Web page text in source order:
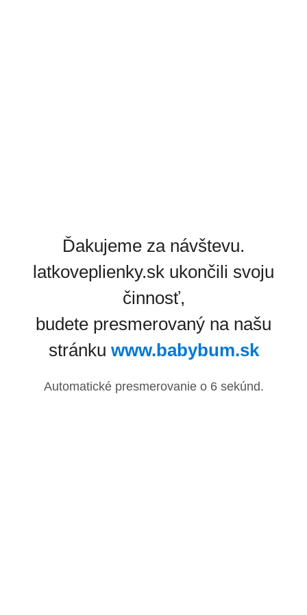
Ďakujeme za návštevu.
latkoveplienky.sk ukončili svoju
činnosť,
budete presmerovaný na našu
stránku www.babybum.sk
Automatické presmerovanie o 6sekúnd.